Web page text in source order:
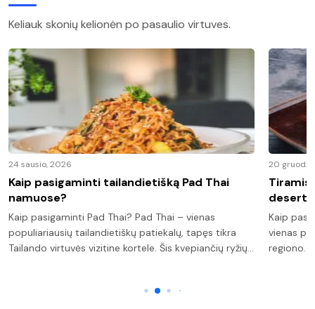
Keliauk skonių kelionėn po pasaulio virtuves.
24 sausio, 2026
Kaip pasigaminti tailandietišką Pad Thai
namuose?
Kaip pasigaminti Pad Thai? Pad Thai – vienas
populiariausių tailandietiškų patiekalų, tapęs tikra
Tailando virtuvės vizitine kortele. Šis kvepiančių ryžių…
20
Kaip
vienas
regiono.